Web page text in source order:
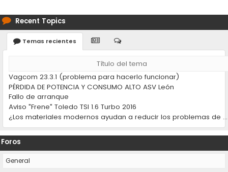
Recent Topics
Temas recientes
Título del tema
Vagcom 23.3.1 (problema para hacerlo funcionar)
PÉRDIDA DE POTENCIA Y CONSUMO ALTO ASV León
Fallo de arranque
Aviso "Frene" Toledo TSI 1.6 Turbo 2016
¿Los materiales modernos ayudan a reducir los problemas de desgaste en los coches?
Foros
General